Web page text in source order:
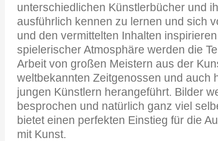
unterschiedlichen Künstlerbücher und
ausführlich kennen zu lernen und sich
und den vermittelten Inhalten
spielerischer Atmosphäre werden die
Arbeit von großen Meistern aus der
weltbekannten Zeitgenossen und auch
jungen Künstlern herangeführt. Bilder
besprochen und natürlich ganz viel
bietet einen perfekten Einstieg für die
mit Kunst.